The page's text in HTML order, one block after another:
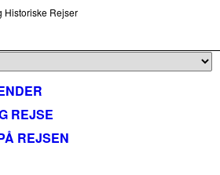
Historiske Rejser
REJSE
REJSEN